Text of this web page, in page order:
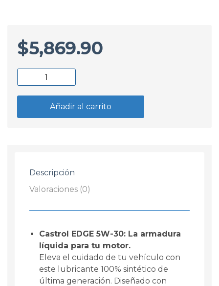
$5,869.90
Aceite
Castrol
5W30 4.73L
Añadir al carrito
Descripción
Valoraciones (0)
Castrol EDGE 5W-30: La armadura
líquida para tu motor.
Eleva el cuidado de tu vehículo con
este lubricante 100% sintético de
última generación. Diseñado con